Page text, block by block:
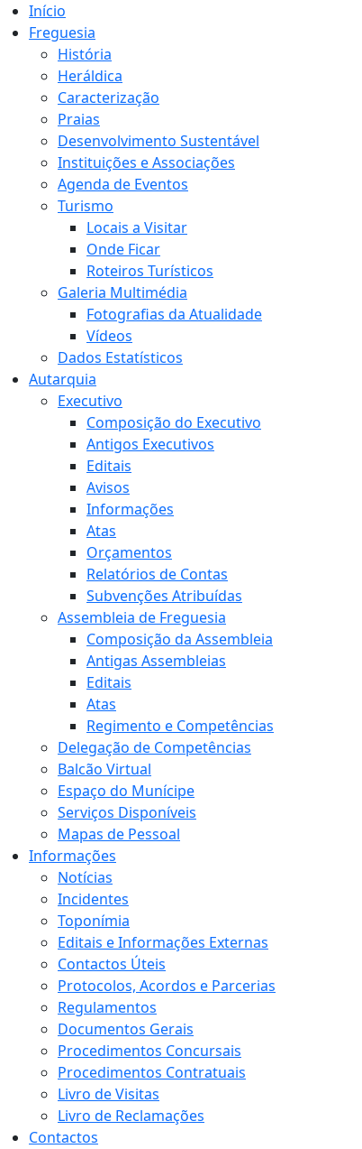
Início
Freguesia
História
Heráldica
Caracterização
Praias
Desenvolvimento Sustentável
Instituições e Associações
Agenda de Eventos
Turismo
Locais a Visitar
Onde Ficar
Roteiros Turísticos
Galeria Multimédia
Fotografias da Atualidade
Vídeos
Dados Estatísticos
Autarquia
Executivo
Composição do Executivo
Antigos Executivos
Editais
Avisos
Informações
Atas
Orçamentos
Relatórios de Contas
Subvenções Atribuídas
Assembleia de Freguesia
Composição da Assembleia
Antigas Assembleias
Editais
Atas
Regimento e Competências
Delegação de Competências
Balcão Virtual
Espaço do Munícipe
Serviços Disponíveis
Mapas de Pessoal
Informações
Notícias
Incidentes
Toponímia
Editais e Informações Externas
Contactos Úteis
Protocolos, Acordos e Parcerias
Regulamentos
Documentos Gerais
Procedimentos Concursais
Procedimentos Contratuais
Livro de Visitas
Livro de Reclamações
Contactos